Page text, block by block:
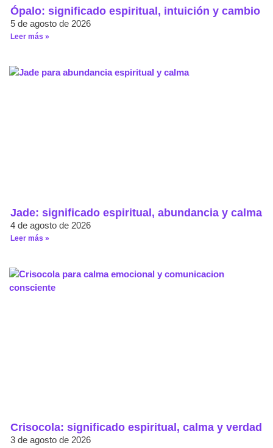
Ópalo: significado espiritual, intuición y cambio
5 de agosto de 2026
Leer más »
Jade: significado espiritual, abundancia y calma
4 de agosto de 2026
Leer más »
Crisocola: significado espiritual, calma y verdad
3 de agosto de 2026